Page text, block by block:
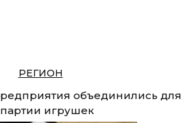
РЕГИОН
объединились для
игрушек